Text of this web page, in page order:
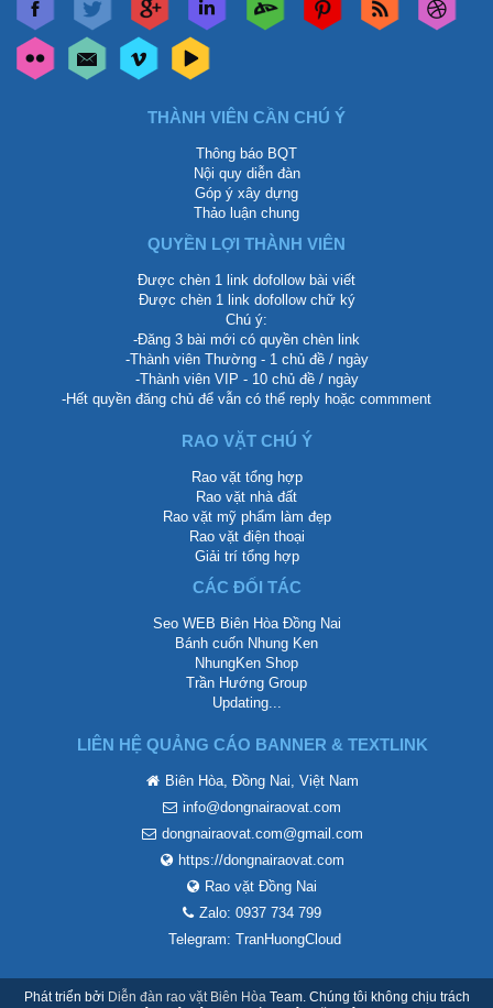
THÀNH VIÊN CẦN CHÚ Ý
Thông báo BQT
Nội quy diễn đàn
Góp ý xây dựng
Thảo luận chung
QUYỀN LỢI THÀNH VIÊN
Được chèn 1 link dofollow bài viết
Được chèn 1 link dofollow chữ ký
Chú ý:
-Đăng 3 bài mới có quyền chèn link
-Thành viên Thường - 1 chủ đề / ngày
-Thành viên VIP - 10 chủ đề / ngày
-Hết quyền đăng chủ để vẫn có thể reply hoặc commment
RAO VẶT CHÚ Ý
Rao vặt tổng hợp
Rao vặt nhà đất
Rao vặt mỹ phẩm làm đẹp
Rao vặt điện thoại
Giải trí tổng hợp
CÁC ĐỐI TÁC
Seo WEB Biên Hòa Đồng Nai
Bánh cuốn Nhung Ken
NhungKen Shop
Trần Hướng Group
Updating...
LIÊN HỆ QUẢNG CÁO BANNER & TEXTLINK
Biên Hòa, Đồng Nai, Việt Nam
info@dongnairaovat.com
dongnairaovat.com@gmail.com
https://dongnairaovat.com
Rao vặt Đồng Nai
Zalo: 0937 734 799
Telegram: TranHuongCloud
Phát triển bởi Diễn đàn rao vặt Biên HòaTeam. Chúng tôi không chịu trách